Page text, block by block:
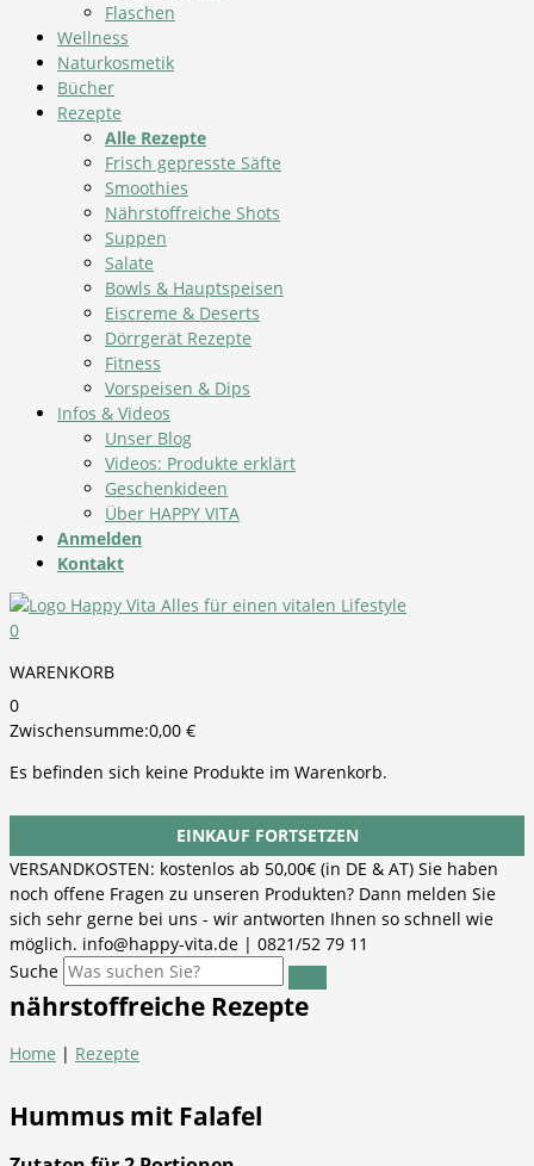
Flaschen
Wellness
Naturkosmetik
Bücher
Rezepte
Alle Rezepte
Frisch gepresste Säfte
Smoothies
Nährstoffreiche Shots
Suppen
Salate
Bowls & Hauptspeisen
Eiscreme & Deserts
Dörrgerät Rezepte
Fitness
Vorspeisen & Dips
Infos & Videos
Unser Blog
Videos: Produkte erklärt
Geschenkideen
Über HAPPY VITA
Anmelden
Kontakt
0
WARENKORB
0
Zwischensumme:0,00 €
Es befinden sich keine Produkte im Warenkorb.
EINKAUF FORTSETZEN
VERSANDKOSTEN: kostenlos ab 50,00€ (in DE & AT) Sie haben
noch offene Fragen zu unseren Produkten? Dann melden Sie
sich sehr gerne bei uns - wir antworten Ihnen so schnell wie
möglich. info@happy-vita.de | 0821/52 79 11
Suche
nährstoffreiche Rezepte
Home | Rezepte
Hummus mit Falafel